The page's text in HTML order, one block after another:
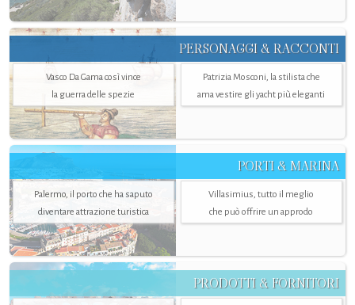
PERSONAGGI & RACCONTI
Vasco Da Gama così vince
la guerra delle spezie
Patrizia Mosconi, la stilista che
ama vestire gli yacht più eleganti
PORTI & MARINA
Palermo, il porto che ha saputo
diventare attrazione turistica
Villasimius, tutto il meglio
che può offrire un approdo
PRODOTTI & FORNITORI